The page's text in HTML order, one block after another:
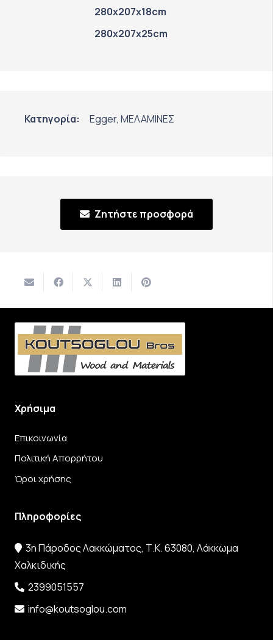
280x207x18cm
280x207x25cm
Κατηγορία: Egger, ΜΕΛΑΜΙΝΕΣ
Ζητήστε προσφορά
Χρήσιμα
Επικοινωνία
Πολιτική Απορρήτου
Όροι χρήσης
Πληροφορίες
3η Πάροδος Λακκώματος, Τ.Κ. 63080, Λάκκωμα
Χαλκιδικής
2399051557
info@koutsoglou.com